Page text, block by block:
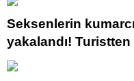
Seksenlerin
yakalandı!
istedi